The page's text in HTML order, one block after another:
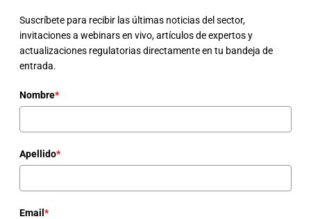
Suscríbete para recibir las últimas noticias del sector,
invitaciones a webinars en vivo, artículos de expertos y
actualizaciones regulatorias directamente en tu bandeja de
entrada.
Nombre*
Apellido*
Email *